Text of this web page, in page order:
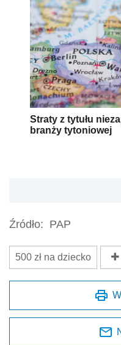
Straty z tytułu
branży tytoniowej
Źródło: PAP
500 zł na dziecko